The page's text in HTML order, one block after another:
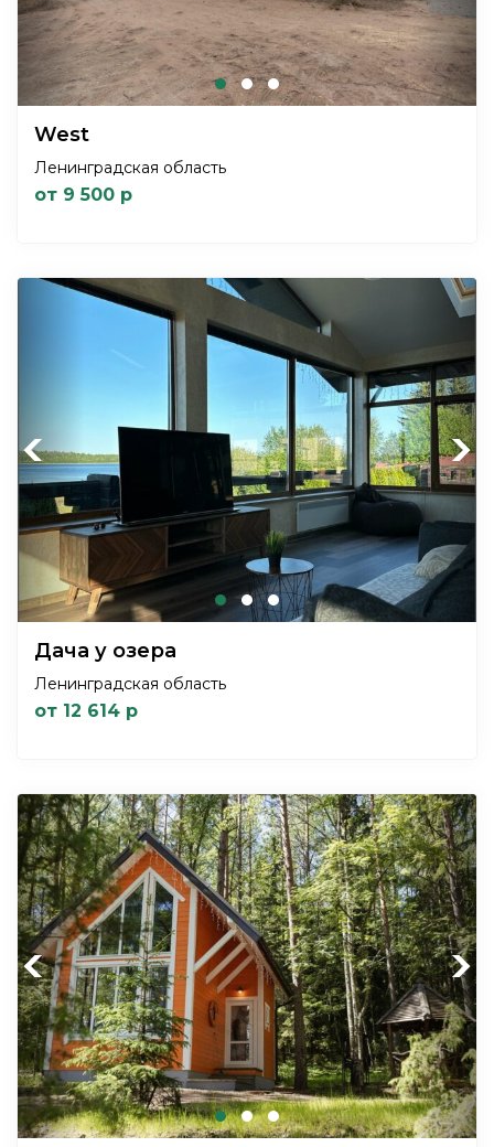
West
Ленинградская область
от 9 500 р
Previous Next
Дача у озера
Ленинградская область
от 12 614 р
Previous Next